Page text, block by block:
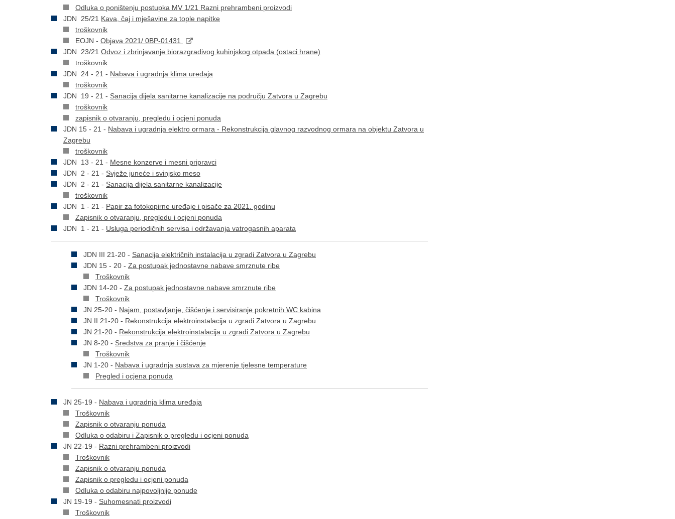
Odluka o poništenju postupka MV 1/21 Razni prehrambeni proizvodi
JDN 25/21 Kava, čaj i mješavine za tople napitke
troškovnik
EOJN - Objava 2021/ 0BP-01431
JDN 23/21 Odvoz i zbrinjavanje biorazgradivog kuhinjskog otpada (ostaci hrane)
troškovnik
JDN 24 - 21 - Nabava i ugradnja klima uređaja
troškovnik
JDN 19 - 21 - Sanacija dijela sanitarne kanalizacije na području Zatvora u Zagrebu
troškovnik
zapisnik o otvaranju, pregledu i ocjeni ponuda
JDN 15 - 21 - Nabava i ugradnja elektro ormara - Rekonstrukcija glavnog razvodnog ormara na objektu Zatvora u
Zagrebu
troškovnik
JDN 13 - 21 - Mesne konzerve i mesni pripravci
JDN 2 - 21 - Svježe juneće i svinjsko meso
JDN 2 - 21 - Sanacija dijela sanitarne kanalizacije
troškovnik
JDN 1 - 21 - Papir za fotokopirne uređaje i pisače za 2021. godinu
Zapisnik o otvaranju, pregledu i ocjeni ponuda
JDN 1 - 21 - Usluga periodičnih servisa i održavanja vatrogasnih aparata
JDN III 21-20 - Sanacija električnih instalacija u zgradi Zatvora u Zagrebu
JDN 15 - 20 - Za postupak jednostavne nabave smrznute ribe
Troškovnik
JDN 14-20 - Za postupak jednostavne nabave smrznute ribe
Troškovnik
JN 25-20 - Najam, postavljanje, čišćenje i servisiranje pokretnih WC kabina
JN II 21-20 - Rekonstrukcija elektroinstalacija u zgradi Zatvora u Zagrebu
JN 21-20 - Rekonstrukcija elektroinstalacija u zgradi Zatvora u Zagrebu
JN 8-20 - Sredstva za pranje i čišćenje
Troškovnik
JN 1-20 - Nabava i ugradnja sustava za mjerenje tjelesne temperature
Pregled i ocjena ponuda
JN 25-19 - Nabava i ugradnja klima uređaja
Troškovnik
Zapisnik o otvaranju ponuda
Odluka o odabiru i Zapisnik o pregledu i ocjeni ponuda
JN 22-19 - Razni prehrambeni proizvodi
Troškovnik
Zapisnik o otvaranju ponuda
Zapisnik o pregledu i ocjeni ponuda
Odluka o odabiru najpovoljnije ponude
JN 19-19 - Suhomesnati proizvodi
Troškovnik